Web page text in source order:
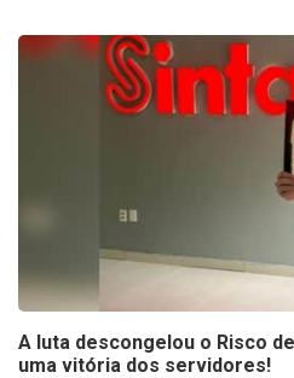
A luta descongelou o Risco
uma vitória dos servidores!